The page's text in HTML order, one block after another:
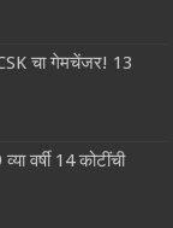
चा गेमचेंजर! 13
वर्षी 14 कोटींची